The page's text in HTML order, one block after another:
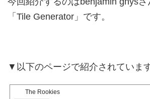
「Tile Generator」です。
▼以下のページで紹介されています
The Rookies